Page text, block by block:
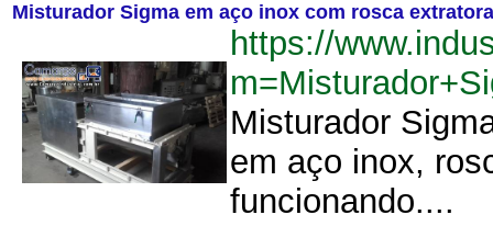
Misturador Sigma em aço inox com rosca
https://
Misturador
em aço inox,
funcionando....